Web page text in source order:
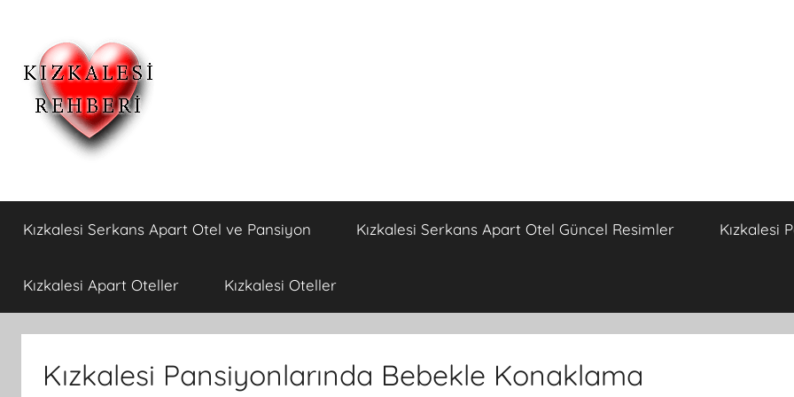
Kızkalesi
Otelleri
ve
Kızkalesi
Ucuz
Pansiyon,Otel
Kızkalesi Serkans Apart Otel ve Pansiyon Kızkalesi Serkans Apart Otel Güncel Resimler Kızkalesi
Kızkalesi Apart Oteller Kızkalesi Oteller
Kızkalesi Pansiyonlarında Bebekle Konaklama